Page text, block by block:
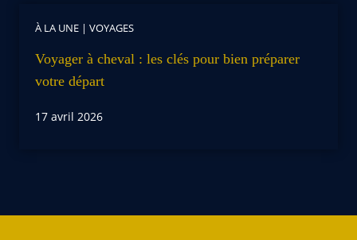
À LA UNE | VOYAGES
Voyager à cheval : les clés pour bien préparer
votre départ
17 avril 2026